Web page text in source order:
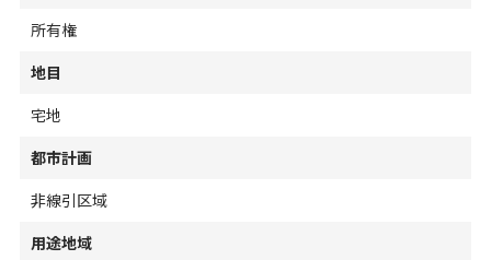
所有権
地目
宅地
都市計画
非線引区域
用途地域